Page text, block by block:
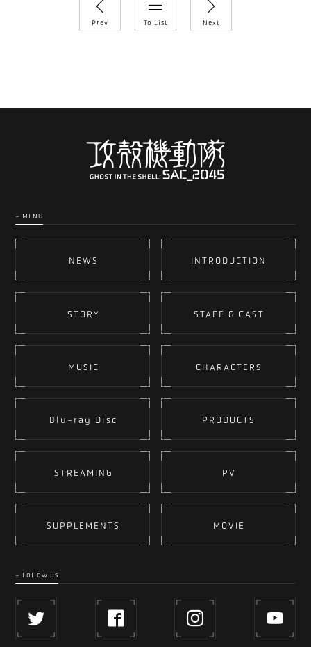
Prev To List Next
- MENU
NEWS INTRODUCTION
STORY STAFF & CAST
MUSIC CHARACTERS
Blu-ray Disc PRODUCTS
STREAMING PV
SUPPLEMENTS MOVIE
- Follow us